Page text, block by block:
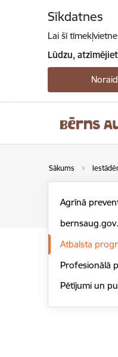
Sīkdatnes
Lai šī
Lūdzu,
Sākums
Agrīnā
Atbalsta
Profesionālā
Pētījumi un